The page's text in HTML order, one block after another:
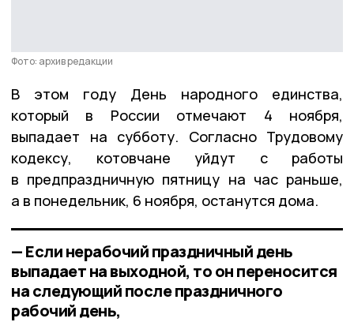
Фото: архив редакции
В этом году День народного единства,
который в России отмечают 4 ноября,
выпадает на субботу. Согласно Трудовому
кодексу, котовчане уйдут с работы
в предпраздничную пятницу на час раньше,
а в понедельник, 6 ноября, останутся дома.
— Если нерабочий праздничный день
выпадает на выходной, то он переносится
на следующий после праздничного
рабочий день,